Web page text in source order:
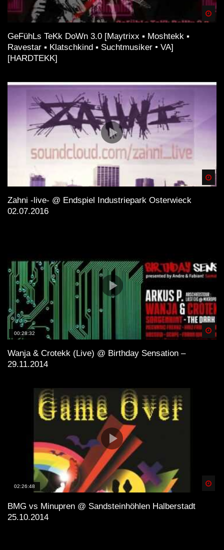
GeFühLs TeKk DoWn 3.0 [Maytrixx ▪ Moshtekk ▪
Ravestar ▪ Klatschkind ▪ Suchtmusiker • VA]
[HARDTEKK]
Zahni -live- @ Endspiel Industriepark Osterwieck
02.07.2016
00:28:32
Wanja & Crotekk (Live) @ Birthday Sensation –
29.11.2014
02:26:48
BMG vs Minupren @ Sandsteinhöhlen Halberstadt
25.10.2014